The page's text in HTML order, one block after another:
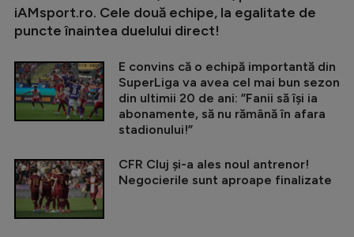
iAMsport.ro. Cele două echipe, la egalitate de
puncte înaintea duelului direct!
E convins că o echipă importantă din
SuperLiga va avea cel mai bun sezon
din ultimii 20 de ani: ”Fanii să își ia
abonamente, să nu rămână în afara
stadionului!”
CFR Cluj și-a ales noul antrenor!
Negocierile sunt aproape finalizate